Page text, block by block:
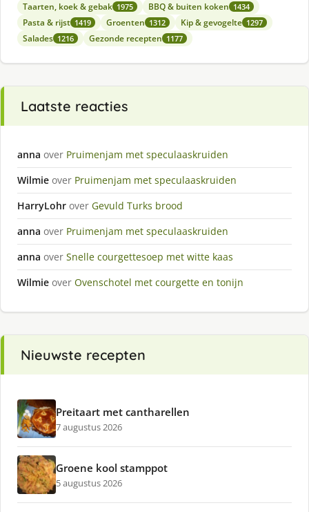
Taarten, koek & gebak 1975 BBQ & buiten koken 1434
Pasta & rijst 1419 Groenten 1312 Kip & gevogelte 1297
Salades 1216 Gezonde recepten 1177
Laatste reacties
anna over Pruimenjam met speculaaskruiden
Wilmie over Pruimenjam met speculaaskruiden
HarryLohr over Gevuld Turks brood
anna over Pruimenjam met speculaaskruiden
anna over Snelle courgettesoep met witte kaas
Wilmie over Ovenschotel met courgette en tonijn
Nieuwste recepten
Preitaart met cantharellen
7 augustus 2026
Groene kool stamppot
5 augustus 2026